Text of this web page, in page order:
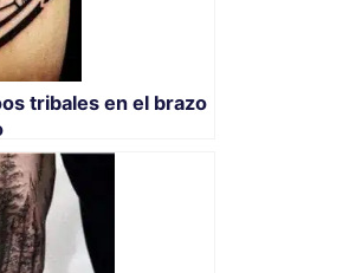
tribales en el brazo